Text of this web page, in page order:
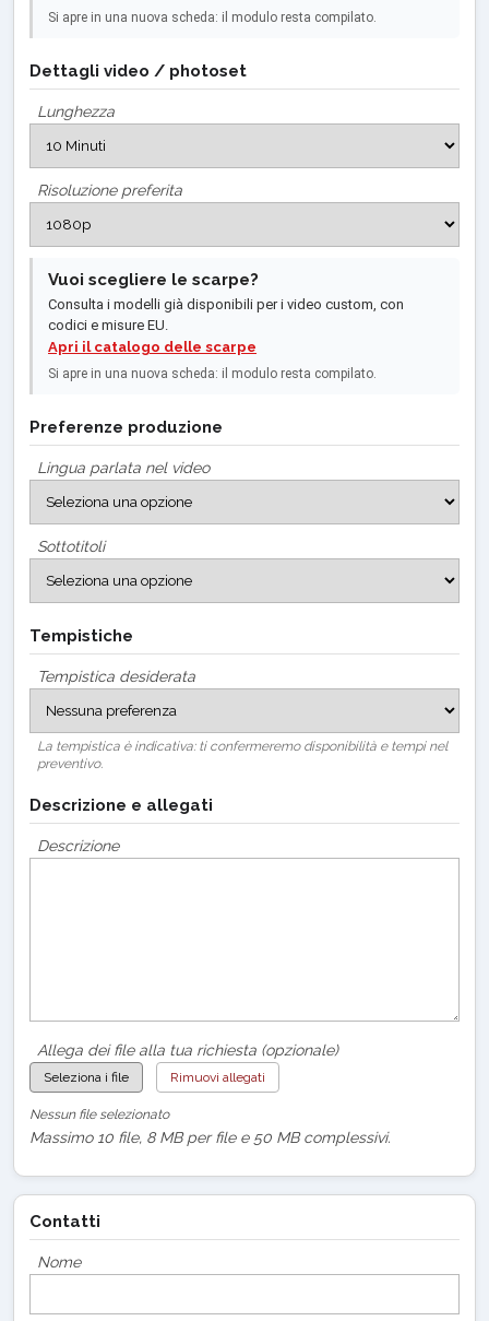
Si apre in una nuova scheda: il modulo resta compilato.
Dettagli video / photoset
Lunghezza
Risoluzione preferita
Vuoi scegliere le scarpe?
Consulta i modelli già disponibili per i video custom, con
codici e misure EU.
Apri il catalogo delle scarpe
Si apre in una nuova scheda: il modulo resta compilato.
Preferenze produzione
Lingua parlata nel video
Sottotitoli
Tempistiche
Tempistica desiderata
La tempistica è indicativa: ti confermeremo disponibilità e tempi nel
preventivo.
Descrizione e allegati
Descrizione
Allega dei file alla tua richiesta (opzionale)
Seleziona i file Rimuovi allegati
Nessun file selezionato
Massimo 10 file, 8 MB per file e 50 MB complessivi.
Contatti
Nome